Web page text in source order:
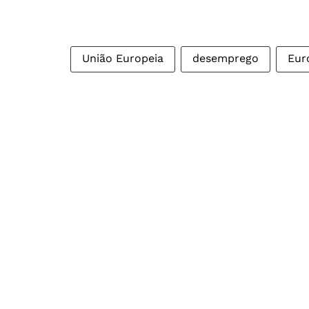
União Europeia desemprego